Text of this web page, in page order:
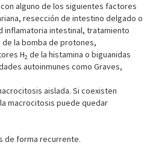
alguno de los siguientes factores
resección de intestino delgado o
inflamatoria intestinal, tratamiento
la bomba de protones,
H2 de la histamina o biguanidas
autoinmunes como Graves,
aislada. Si coexisten
macrocitosis puede quedar
de forma recurrente.